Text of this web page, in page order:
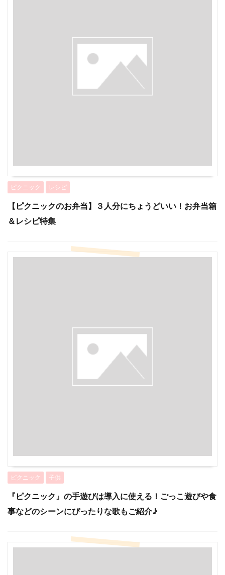
ピクニック レシピ
【ピクニックのお弁当】３人分にちょうどいい！お弁当箱
＆レシピ特集
ピクニック 子供
『ピクニック』の手遊びは導入に使える！ごっこ遊びや食
事などのシーンにぴったりな歌もご紹介♪